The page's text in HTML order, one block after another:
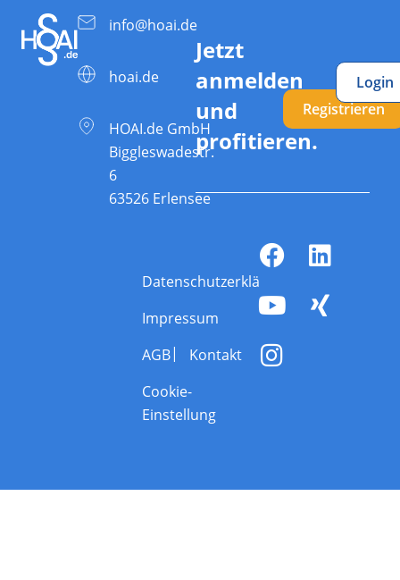
info@hoai.de
hoai.de
HOAI.de GmbH
Biggleswadestr.
6
63526 Erlensee
Jetzt
anmelden
und
profitieren.
Registrieren
Login
Datenschutzerklärung
Impressum
AGB
Kontakt
Cookie-
Einstellung